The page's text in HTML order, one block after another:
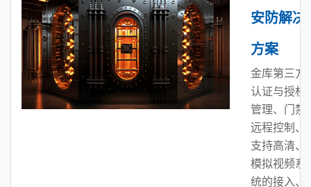
安防解决
方案
金库第三方
认证与授权
管理、门禁
远程控制、
支持高清、
模拟视频系
统的接入、